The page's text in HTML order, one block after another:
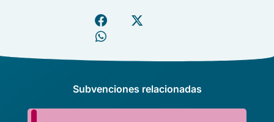
Subvenciones relacionadas